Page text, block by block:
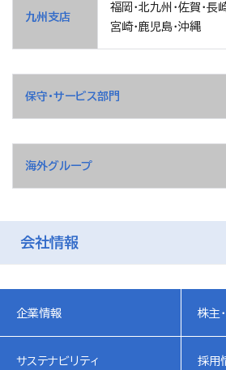
会社情報
九州支店
福岡・北九州・佐賀・長
宮崎・鹿児島・沖縄
保守・サービス部門
海外グループ
企業情報 株主
サステナビリティ 採用